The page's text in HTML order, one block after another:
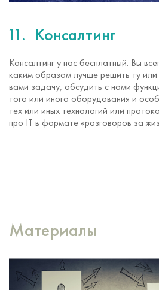
Консалтинг
Консалтинг у нас бесплатный. Вы
каким образом лучше решить ту
вами задачу, обсудить с нами
того или иного оборудования и
тех или иных технологий или
про IT в формате «разговоров за
Материалы